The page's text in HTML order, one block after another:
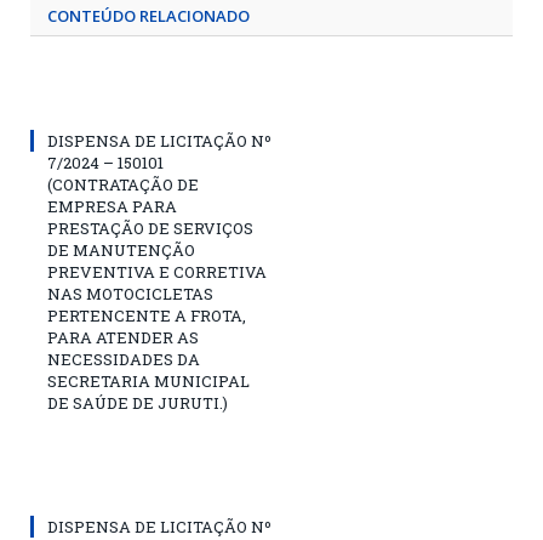
CONTEÚDO RELACIONADO
DISPENSA DE LICITAÇÃO Nº
7/2024 – 150101
(CONTRATAÇÃO DE
EMPRESA PARA
PRESTAÇÃO DE SERVIÇOS
DE MANUTENÇÃO
PREVENTIVA E CORRETIVA
NAS MOTOCICLETAS
PERTENCENTE A FROTA,
PARA ATENDER AS
NECESSIDADES DA
SECRETARIA MUNICIPAL
DE SAÚDE DE JURUTI.)
DISPENSA DE LICITAÇÃO Nº